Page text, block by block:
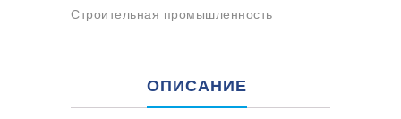
Строительная промышленность
ОПИСАНИЕ